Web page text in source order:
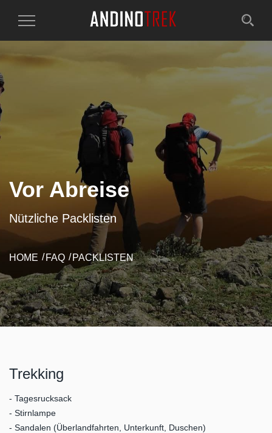
Toggle
Vor Abreise
Nützliche Packlisten
HOME FAQ PACKLISTEN
Trekking
- Tagesrucksack
- Stirnlampe
- Sandalen (Überlandfahrten, Unterkunft, Duschen)